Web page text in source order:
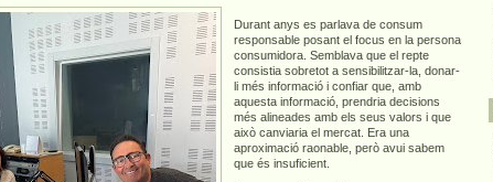
Durant anys es parlava de consum
responsable posant el focus en la persona
consumidora. Semblava que el repte
consistia sobretot a sensibilitzar-la, donar-
li més informació i confiar que, amb
aquesta informació, prendria decisions
més alineades amb els seus valors i que
això canviaria el mercat. Era una
aproximació raonable, però avui sabem
que és insuficient.